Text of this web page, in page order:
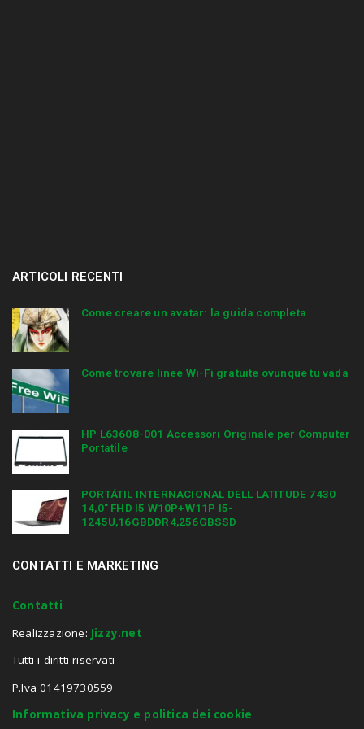
ARTICOLI RECENTI
Come creare un avatar: la guida completa
Come trovare linee Wi-Fi gratuite ovunque tu vada
HP L63608-001 Accessori Originale per Computer
Portatile
PORTÁTIL INTERNACIONAL DELL LATITUDE 7430
14,0″ FHD I5 W10P+W11P I5-
1245U,16GBDDR4,256GBSSD
CONTATTI E MARKETING
Contatti
Realizzazione: Jizzy.net
Tutti i diritti riservati
P.Iva 01419730559
Informativa privacy e politica dei cookie